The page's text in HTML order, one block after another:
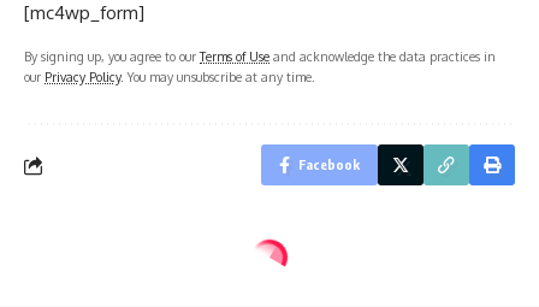
[mc4wp_form]
By signing up, you agree to ourTerms of Use and acknowledge the data practices in
our Privacy Policy. You may unsubscribe at any time.
Facebook